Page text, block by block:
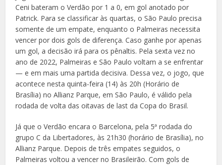
Ceni bateram o Verdão por 1 a 0, em gol anotado por
Patrick. Para se classificar às quartas, o São Paulo precisa
somente de um empate, enquanto o Palmeiras necessita
vencer por dois gols de diferença. Caso ganhe por apenas
um gol, a decisão irá para os pênaltis. Pela sexta vez no
ano de 2022, Palmeiras e São Paulo voltam a se enfrentar
— e em mais uma partida decisiva. Dessa vez, o jogo, que
acontece nesta quinta-feira (14) às 20h (Horário de
Brasília) no Allianz Parque, em São Paulo, é válido pela
rodada de volta das oitavas de last da Copa do Brasil.
Já que o Verdão encara o Barcelona, pela 5ª rodada do
grupo C da Libertadores, às 21h30 (horário de Brasília), no
Allianz Parque. Depois de três empates seguidos, o
Palmeiras voltou a vencer no Brasileirão. Com gols de